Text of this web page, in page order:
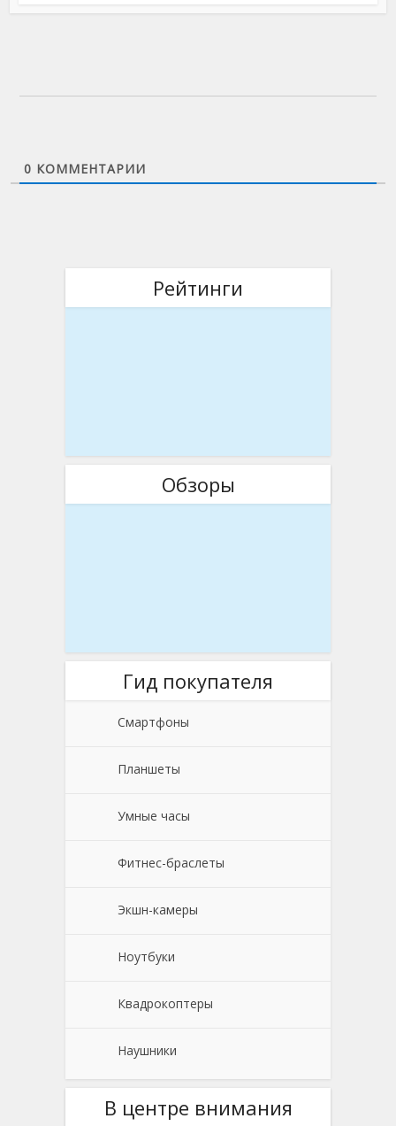
0 КОММЕНТАРИИ
Рейтинги
Обзоры
Гид покупателя
Смартфоны
Планшеты
Умные часы
Фитнес-браслеты
Экшн-камеры
Ноутбуки
Квадрокоптеры
Наушники
В центре внимания